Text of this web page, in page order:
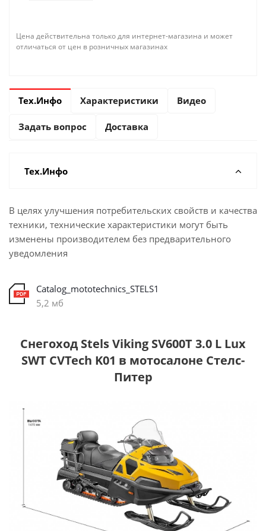
Цена действительна только для интернет-магазина и может
отличаться от цен в розничных магазинах
Тех.Инфо Характеристики Видео
Задать вопрос Доставка
Тех.Инфо
В целях улучшения потребительских свойств и качества
техники, технические характеристики могут быть
изменены производителем без предварительного
уведомления
Catalog_mototechnics_STELS1
5,2 мб
Снегоход Stels Viking SV600T 3.0 L Lux
SWT CVTech K01 в мотосалоне Стелс-
Питер